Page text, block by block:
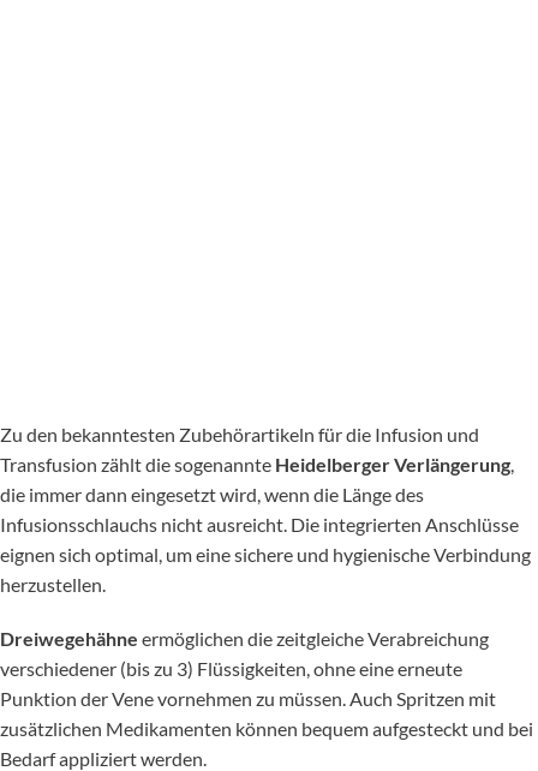
Zu den bekanntesten Zubehörartikeln für die Infusion und
Transfusion zählt die sogenannte Heidelberger Verlängerung,
die immer dann eingesetzt wird, wenn die Länge des
Infusionsschlauchs nicht ausreicht. Die integrierten Anschlüsse
eignen sich optimal, um eine sichere und hygienische Verbindung
herzustellen.
Dreiwegehähne ermöglichen die zeitgleiche Verabreichung
verschiedener (bis zu 3) Flüssigkeiten, ohne eine erneute
Punktion der Vene vornehmen zu müssen. Auch Spritzen mit
zusätzlichen Medikamenten können bequem aufgesteckt und bei
Bedarf appliziert werden.